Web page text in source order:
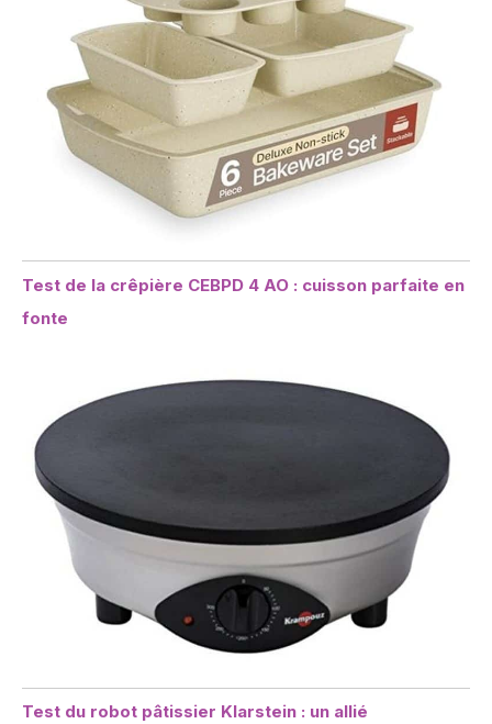
Test de la crêpière CEBPD 4 AO : cuisson parfaite en
fonte
Test du robot pâtissier Klarstein : un allié